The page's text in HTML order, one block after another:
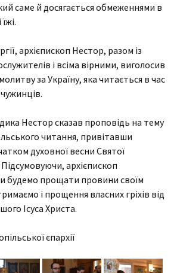
саме й досягається обмеженнями в
архієпископ Нестор, разом із
і всіма вірними, виголосив
за Україну, яка читається в час
Нестор сказав проповідь на тему
читання, привітавши
духовної весни Святої
архієпископ
будемо прощати провини своїм
і прощення власних гріхів від
Ісуса Христа.
єпархії